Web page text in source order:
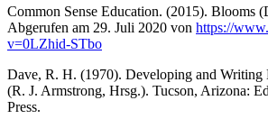
Common Sense Education. (2015). Blooms
Abgerufen am 29. Juli 2020 von https://
v=0LZhid-STbo
Dave, R. H. (1970). Developing and Writing
(R. J. Armstrong, Hrsg.). Tucson, Arizona:
Press.